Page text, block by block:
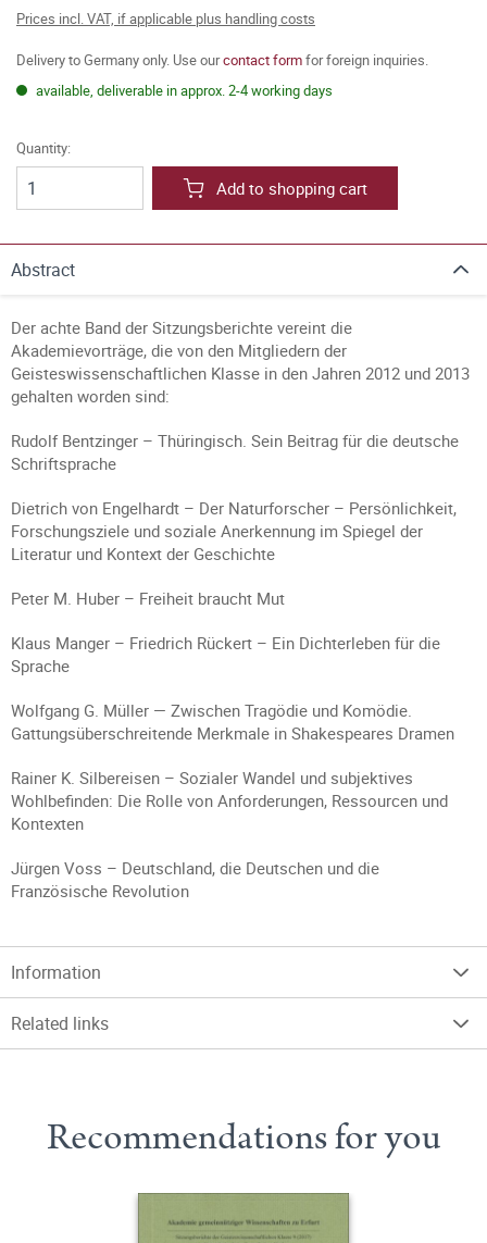
Prices incl. VAT, if applicable plus handling costs
Delivery to Germany only. Use ourcontact formfor foreign inquiries.
available, deliverable in approx. 2-4 working days
Quantity:
Add to shopping cart
Abstract
Der achte Band der Sitzungsberichte vereint die
Akademievorträge, die von den Mitgliedern der
Geisteswissenschaftlichen Klasse in den Jahren 2012 und 2013
gehalten worden sind:
Rudolf Bentzinger – Thüringisch. Sein Beitrag für die deutsche
Schriftsprache
Dietrich von Engelhardt – Der Naturforscher – Persönlichkeit,
Forschungsziele und soziale Anerkennung im Spiegel der
Literatur und Kontext der Geschichte
Peter M. Huber – Freiheit braucht Mut
Klaus Manger – Friedrich Rückert – Ein Dichterleben für die
Sprache
Wolfgang G. Müller — Zwischen Tragödie und Komödie.
Gattungsüberschreitende Merkmale in Shakespeares Dramen
Rainer K. Silbereisen – Sozialer Wandel und subjektives
Wohlbefinden: Die Rolle von Anforderungen, Ressourcen und
Kontexten
Jürgen Voss – Deutschland, die Deutschen und die
Französische Revolution
Information
Related links
Recommendations for you